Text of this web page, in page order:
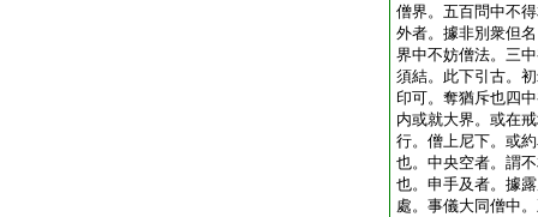
僧界。五百問中不
外者。據非別衆但
界中不妨僧法。三
須結。此下引古。
印可。奪猶斥也四
内或就大界。或在
行。僧上尼下。或
也。中央空者。謂
也。申手及者。據
處。事儀大同僧中